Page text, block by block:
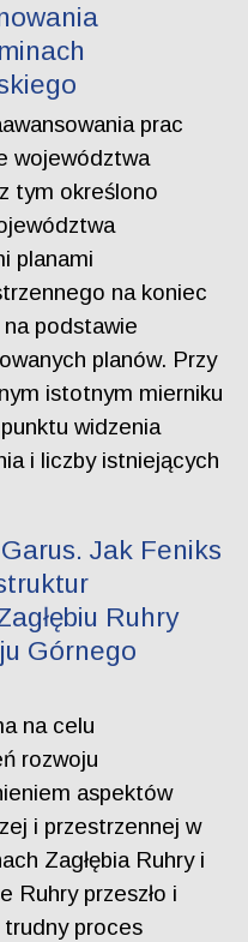
prac
województwa
tym określono
planami
na koniec
podstawie
planów. Przy
istotnym mierniku
widzenia
i liczby istniejących
Jak Feniks
Ruhry
Górnego
na celu
rozwoju
aspektów
i przestrzennej w
Zagłębia Ruhry i
Ruhry przeszło i
proces